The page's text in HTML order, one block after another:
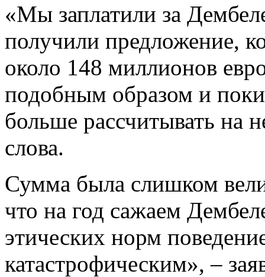
«Мы заплатили за
получили предложение,
около 148 миллионов
подобным образом и
больше рассчитывать на
слова.
Сумма была слишком
что на год сажаем
этических норм
катастрофическим», –